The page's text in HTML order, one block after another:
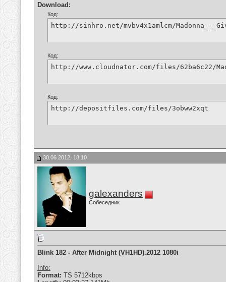
Download:
Код:
http://sinhro.net/mvbv4x1amlcm/Madonna_-
Код:
http://www.cloudnator.com/files/62ba6c22/
Код:
http://depositfiles.com/files/3obww2xqt
30.06.2012, 18:10
galexanders
Собеседник
Blink 182 - After Midnight (VH1HD).2012 1080i
Info:
Format: TS 5712kbps